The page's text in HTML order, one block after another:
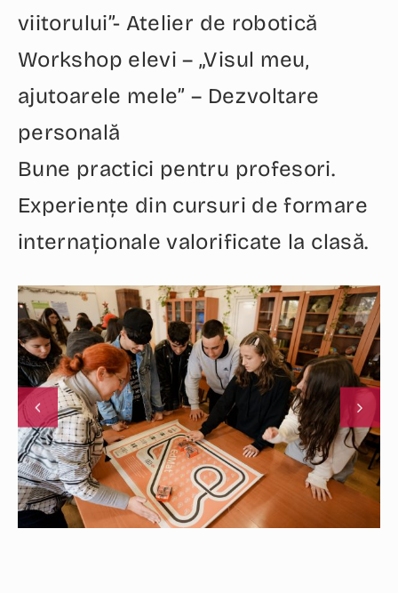
viitorului”- Atelier de robotică
Workshop elevi – „Visul meu,
ajutoarele mele” – Dezvoltare
personală
Bune practici pentru profesori.
Experiențe din cursuri de formare
internaționale valorificate la clasă.